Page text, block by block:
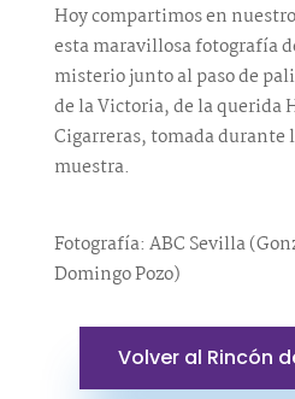
Hoy compartimos en
esta maravillosa fotografía
misterio junto al paso de
de la Victoria, de la querida
Cigarreras, tomada durante
muestra.
Fotografía: ABC Sevilla
Domingo Pozo)
Volver al Rincón